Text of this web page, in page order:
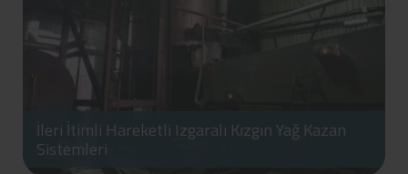
İleri İtimli Hareketli Izgaralı Kızgın Yağ Kazan
Sistemleri